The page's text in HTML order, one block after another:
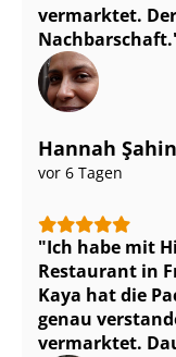
vermarktet.
Nachbarschaft.
Hannah Şahin
vor 6 Tagen
Ich habe mit
Restaurant in
Kaya hat die
genau
vermarktet.